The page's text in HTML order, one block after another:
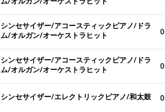
シンセサイザー/アコースティックピアノ/ドラ
ム/オルガン/オーケストラヒット
シンセサイザー/アコースティックピアノ/ドラ
ム/オルガン/オーケストラヒット
シンセサイザー/エレクトリックピアノ/和太鼓